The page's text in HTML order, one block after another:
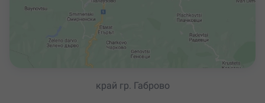
край гр. Габрово